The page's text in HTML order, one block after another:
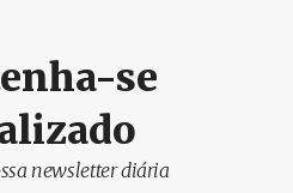
se
newsletter diária